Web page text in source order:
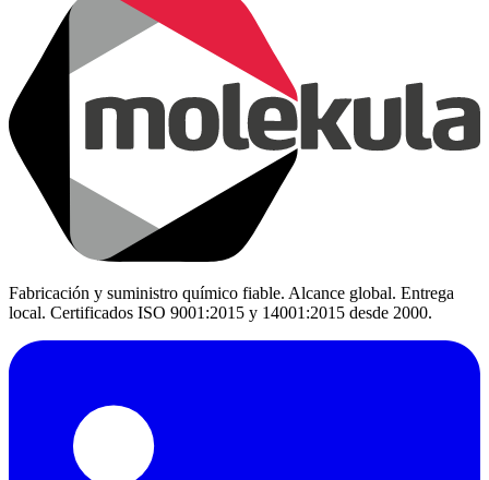
Fabricación y suministro químico fiable. Alcance global. Entrega
local. Certificados ISO 9001:2015 y 14001:2015 desde 2000.